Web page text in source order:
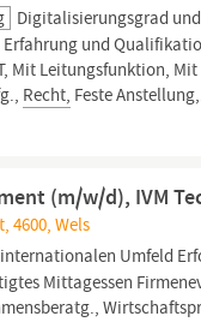
Digitalisierungsgrad
und
Mit Leitungsfunktion,
Recht, Feste
(m/w/d), IVM
4600, Wels
internationalen Umfeld
Mittagessen